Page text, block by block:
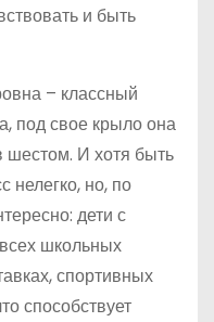
и быть
– классный
под свое крыло она
шестом. И хотя быть
нелегко, но, по
дети с
школьных
спортивных
способствует